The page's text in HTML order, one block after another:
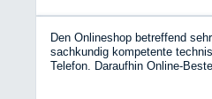
Den Onlineshop betreffend
sachkundig kompetente
Telefon. Daraufhin Online-